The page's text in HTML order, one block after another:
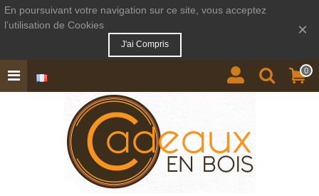
En poursuivant votre navigation sur ce site, vous acceptez
l’utilisation de Cookies
J'ai Compris
×
0